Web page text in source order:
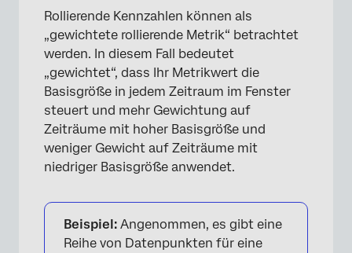
Rollierende Kennzahlen können als
„gewichtete rollierende Metrik“ betrachtet
werden. In diesem Fall bedeutet
„gewichtet“, dass Ihr Metrikwert die
Basisgröße in jedem Zeitraum im Fenster
steuert und mehr Gewichtung auf
Zeiträume mit hoher Basisgröße und
weniger Gewicht auf Zeiträume mit
niedriger Basisgröße anwendet.
Beispiel: Angenommen, es gibt eine
Reihe von Datenpunkten für eine